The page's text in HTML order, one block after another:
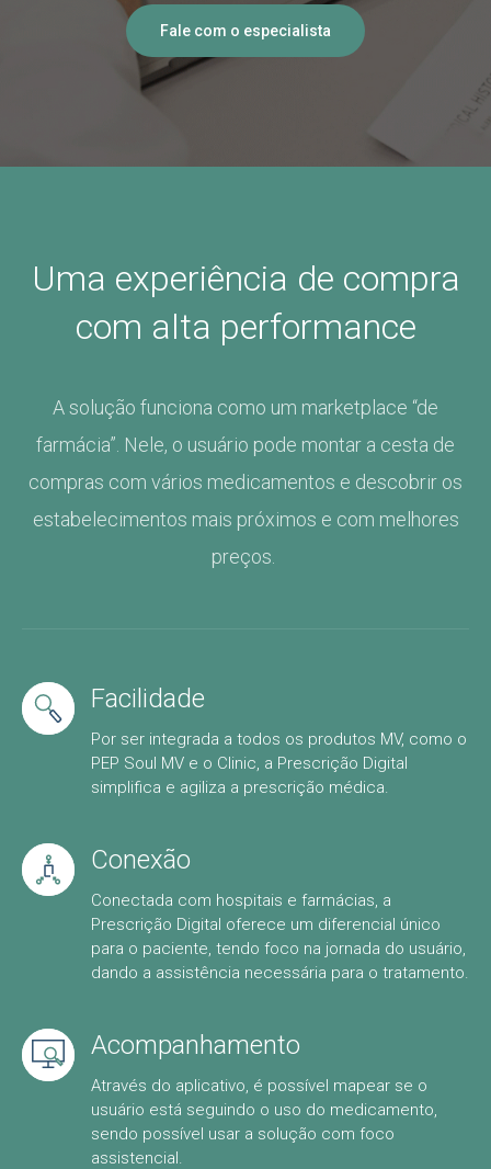
Fale com o especialista
Uma experiência de compra
com alta performance
A solução funciona como um marketplace “de
farmácia”. Nele, o usuário pode montar a cesta de
compras com vários medicamentos e descobrir os
estabelecimentos mais próximos e com melhores
preços
Facilidade
Por ser integrada a todos os produtos MV, como o
PEP Soul MV e o Clinic, a Prescrição Digital
simplifica e agiliza a prescrição médica.
Conexão
Conectada com hospitais e farmácias, a
Prescrição Digital oferece um diferencial único
para o paciente, tendo foco na jornada do usuário,
dando a assistência necessária para o tratamento.
Acompanhamento
Através do aplicativo, é possível mapear se o
usuário está seguindo o uso do medicamento,
sendo possível usar a solução com foco
assistencial.